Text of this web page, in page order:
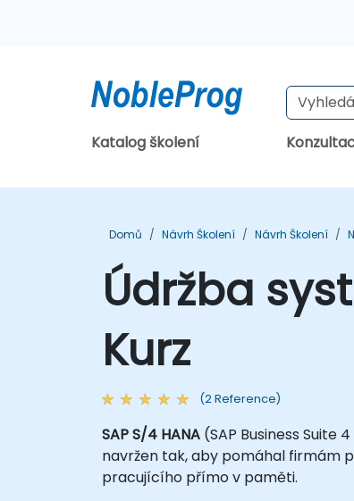
Katalog školení
Domů Návrh Školení Návrh Školení
Údržba
Kurz
(2 Reference)
SAP S/4 HANA (SAP Business Suite
navržen tak, aby pomáhal firmám
pracujícího přímo v paměti.